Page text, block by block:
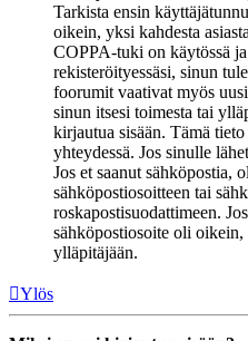
Tarkista ensin
oikein, yksi kahdesta
COPPA-tuki on käytössä
rekisteröityessäsi, sinun
foorumit vaativat myös
sinun itsesi toimesta tai
kirjautua sisään. Tämä
yhteydessä. Jos sinulle
Jos et saanut sähköpostia,
sähköpostiosoitteen tai
roskapostisuodattimeen.
sähköpostiosoite oli
ylläpitäjään.
Ylös